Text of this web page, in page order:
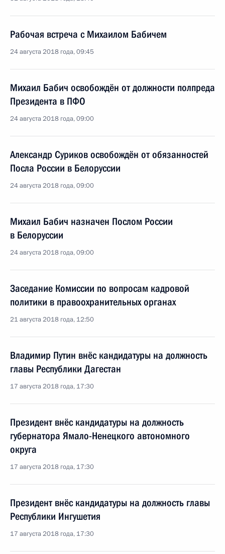
Рабочая встреча с Михаилом Бабичем
24 августа 2018 года, 09:45
Михаил Бабич освобождён от должности полпреда
Президента в ПФО
24 августа 2018 года, 09:00
Александр Суриков освобождён от обязанностей
Посла России в Белоруссии
24 августа 2018 года, 09:00
Михаил Бабич назначен Послом России
в Белоруссии
24 августа 2018 года, 09:00
Заседание Комиссии по вопросам кадровой
политики в правоохранительных органах
21 августа 2018 года, 12:50
Владимир Путин внёс кандидатуры на должность
главы Республики Дагестан
17 августа 2018 года, 17:30
Президент внёс кандидатуры на должность
губернатора Ямало-Ненецкого автономного
округа
17 августа 2018 года, 17:30
Президент внёс кандидатуры на должность главы
Республики Ингушетия
17 августа 2018 года, 17:30